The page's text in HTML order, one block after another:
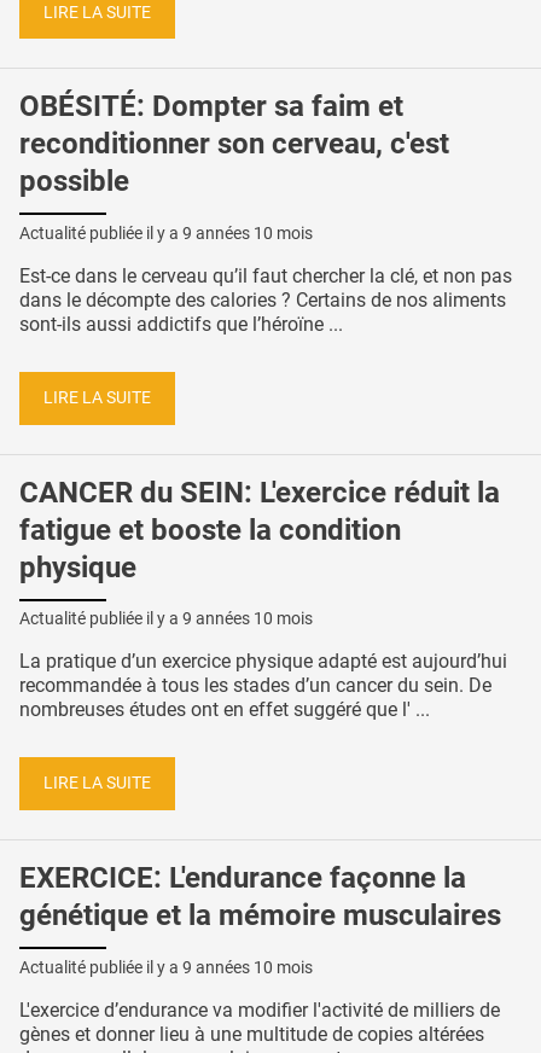
LIRE LA SUITE
OBÉSITÉ: Dompter sa faim et
reconditionner son cerveau, c'est
possible
Actualité publiée il y a 9 années 10 mois
Est-ce dans le cerveau qu’il faut chercher la clé, et non pas
dans le décompte des calories ? Certains de nos aliments
sont-ils aussi addictifs que l’héroïne ...
LIRE LA SUITE
CANCER du SEIN: L'exercice réduit la
fatigue et booste la condition
physique
Actualité publiée il y a 9 années 10 mois
La pratique d’un exercice physique adapté est aujourd’hui
recommandée à tous les stades d’un cancer du sein. De
nombreuses études ont en effet suggéré que l' ...
LIRE LA SUITE
EXERCICE: L'endurance façonne la
génétique et la mémoire musculaires
Actualité publiée il y a 9 années 10 mois
L'exercice d’endurance va modifier l'activité de milliers de
gènes et donner lieu à une multitude de copies altérées